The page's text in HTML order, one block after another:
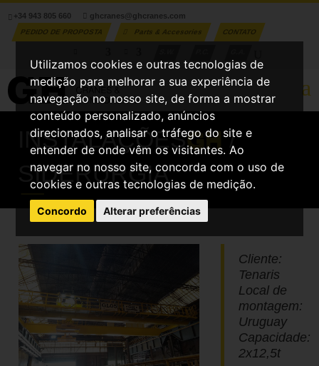
Utilizamos cookies e outras tecnologias de
medição para melhorar a sua experiência de
navegação no nosso site, de forma a mostrar
conteúdo personalizado, anúncios
direcionados, analisar o tráfego do site e
entender de onde vêm os visitantes. Ao
navegar no nosso site, concorda com o uso de
cookies e outras tecnologias de medição.
Concordo Alterar preferências
+34 943 805 660 ghcranes@ghcranes.com
PEDIDO DE PROPOSTA Parts & Accesories CONTATO
INSTALAÇÕESGH/
SIDERURGIA
Cliente:
Tenaris
Local de
montagem:
Uruguay
Capacidade:
2x12,5t